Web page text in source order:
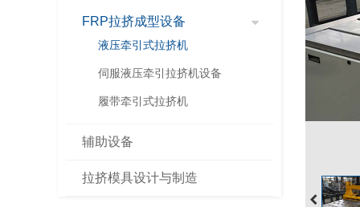
FRP拉挤成型设备
液压牵引式拉挤机
伺服液压牵引拉挤机设备
履带牵引式拉挤机
辅助设备
拉挤模具设计与制造